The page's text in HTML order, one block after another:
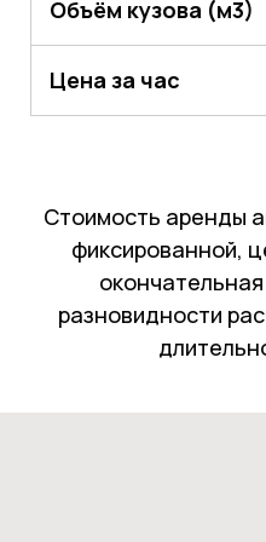
Объём кузова (м3)
Цена за час
Стоимость аренды
фиксированной,
разновидности